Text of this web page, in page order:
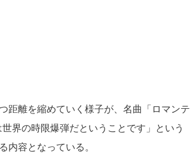
距離を縮めていく様子が、名曲「ロマンテ
界の時限爆弾だということです」という
内容となっている。